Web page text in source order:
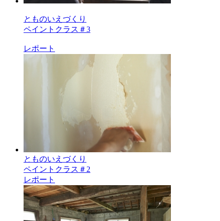
とものいえづくり
ペイントクラス＃3
レポート
とものいえづくり
ペイントクラス＃2
レポート